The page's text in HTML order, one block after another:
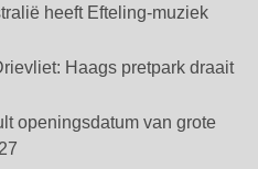
heeft Efteling-muziek
Haags pretpark draait
openingsdatum van grote